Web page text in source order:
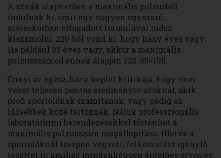
A zónák alapvetően a maximális pulzusból
indulnak ki, amit egy nagyon egyszerű,
széleskörben elfogadott formulával tudsz
kiszámolni: 220-ból vond ki, hogy hány éves vagy.
Ha például 30 éves vagy, akkor a maximális
pulzusszámod ennek alapján 220-30=190.
Ennyi az egész, bár a képlet kritikája, hogy nem
vezet teljesen pontos eredményre azoknál, akik
profi sportolónak számítanak, vagy pedig az
idősebbek közé tartoznak. Náluk professzionális
laboratóriumi berendezésekkel történhet a
maximális pulzusszám megállapítása, illetve a
sportolóknál terepen végzett, felkészülést igénylő
teszttel is, amihez mindenképpen érdemes orvos és